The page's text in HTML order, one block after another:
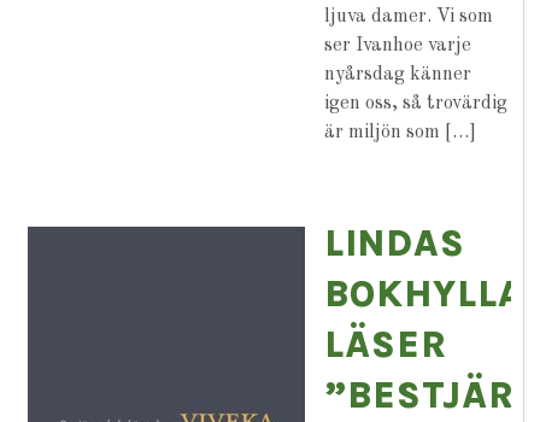
ljuva damer. Vi som
ser Ivanhoe varje
nyårsdag känner
igen oss, så trovärdig
är miljön som […]
LINDAS
BOKHYLLA
LÄSER